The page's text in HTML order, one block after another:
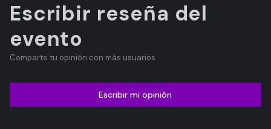
Escribir reseña del
evento
Comparte tu opinión con más usuarios
Escribir mi opinión